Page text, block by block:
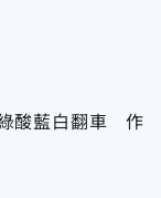
酸藍白翻車 作